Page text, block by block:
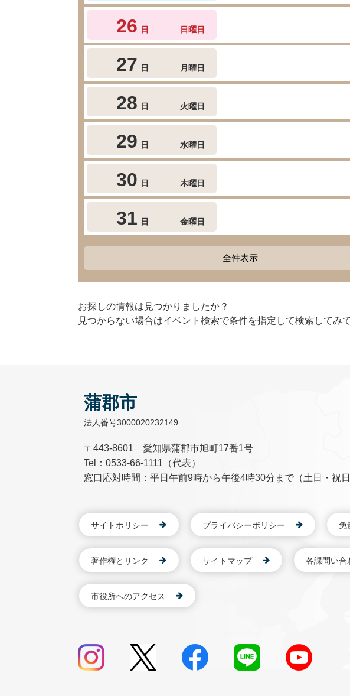
26 日 日曜日
27 日 月曜日
28 日 火曜日
29 日 水曜日
30 日 木曜日
31 日 金曜日
全件表示
お探しの情報は見つかりましたか？
見つからない場合はイベント検索で条件を指定して検索してみ
蒲郡市
法人番号3000020232149
〒443-8601 愛知県蒲郡市旭町17番1号
Tel：0533-66-1111（代表）
窓口応対時間：平日午前9時から午後4時30分まで（土日・祝
サイトポリシー プライバシーポリシー 免
著作権とリンク サイトマップ 各課問い合
市役所へのアクセス